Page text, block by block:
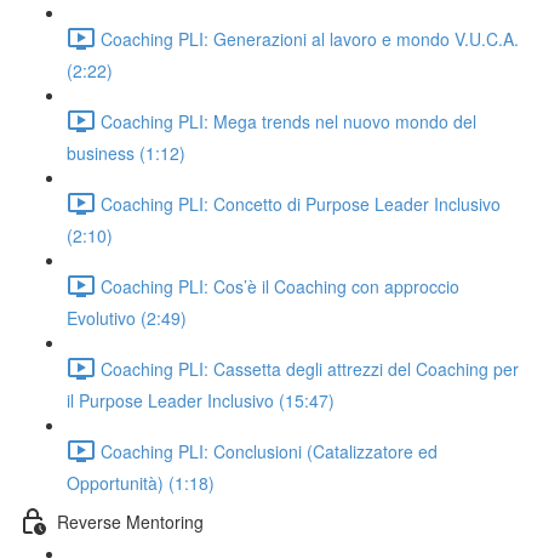
Coaching PLI: Generazioni al lavoro e mondo V.U.C.A.
(2:22)
Coaching PLI: Mega trends nel nuovo mondo del
business (1:12)
Coaching PLI: Concetto di Purpose Leader Inclusivo
(2:10)
Coaching PLI: Cos’è il Coaching con approccio
Evolutivo (2:49)
Coaching PLI: Cassetta degli attrezzi del Coaching per
il Purpose Leader Inclusivo (15:47)
Coaching PLI: Conclusioni (Catalizzatore ed
Opportunità) (1:18)
Reverse Mentoring